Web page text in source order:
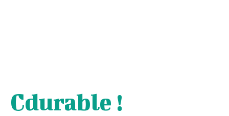
Cdurable !